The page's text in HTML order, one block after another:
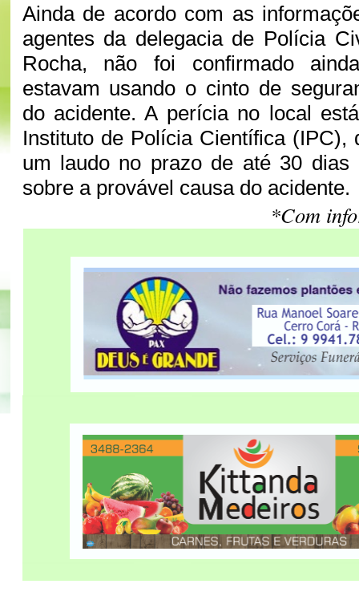
Ainda de acordo com as
agentes da delegacia de Polícia
Rocha, não foi confirmado
estavam usando o cinto de
do acidente. A perícia no local
Instituto de Polícia Científica (IPC),
um laudo no prazo de até 30 dias
sobre a provável causa do acidente.
*Com